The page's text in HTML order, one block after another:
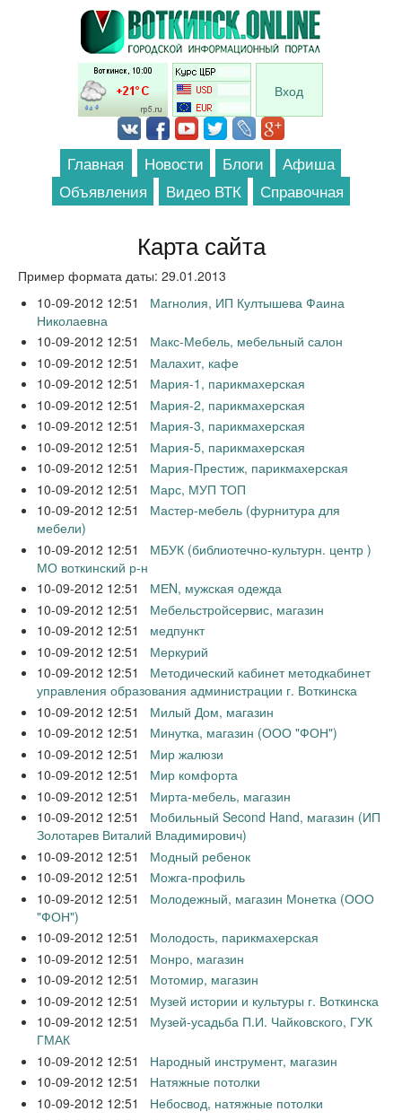
Перейти к основному содержанию
Вход
Главная Новости Блоги
Афиша
Объявления
Видео ВТК Справочная
Карта сайта
Пример формата даты: 29.01.2013
10-09-2012 12:51
Магнолия, ИП Култышева Фаина
Николаевна
10-09-2012 12:51
Макс-Мебель, мебельный салон
10-09-2012 12:51
Малахит, кафе
10-09-2012 12:51
Мария-1, парикмахерская
10-09-2012 12:51
Мария-2, парикмахерская
10-09-2012 12:51
Мария-3, парикмахерская
10-09-2012 12:51
Мария-5, парикмахерская
10-09-2012 12:51
Мария-Престиж, парикмахерская
10-09-2012 12:51
Марс, МУП ТОП
10-09-2012 12:51
Мастер-мебель (фурнитура для
мебели)
10-09-2012 12:51
МБУК (библиотечно-культурн. центр )
МО воткинский р-н
10-09-2012 12:51
МЕN, мужская одежда
10-09-2012 12:51
Мебельстройсервис, магазин
10-09-2012 12:51
медпункт
10-09-2012 12:51
Меркурий
10-09-2012 12:51
Методический кабинет методкабинет
управления образования администрации г. Воткинска
10-09-2012 12:51
Милый Дом, магазин
10-09-2012 12:51
Минутка, магазин (ООО "ФОН")
10-09-2012 12:51
Мир жалюзи
10-09-2012 12:51
Мир комфорта
10-09-2012 12:51
Мирта-мебель, магазин
10-09-2012 12:51
Мобильный Second Hand, магазин (ИП
Золотарев Виталий Владимирович)
10-09-2012 12:51
Модный ребенок
10-09-2012 12:51
Можга-профиль
10-09-2012 12:51
Молодежный, магазин Монетка (ООО
"ФОН")
10-09-2012 12:51
Молодость, парикмахерская
10-09-2012 12:51
Монро, магазин
10-09-2012 12:51
Мотомир, магазин
10-09-2012 12:51
Музей истории и культуры г. Воткинска
10-09-2012 12:51
Музей-усадьба П.И. Чайковского, ГУК
ГМАК
10-09-2012 12:51
Народный инструмент, магазин
10-09-2012 12:51
Натяжные потолки
10-09-2012 12:51
Небосвод, натяжные потолки